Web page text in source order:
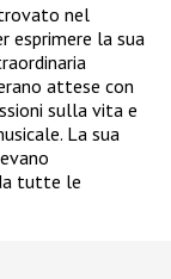
nel
esprimere la sua
attese con
sulla vita e
La sua
tutte le